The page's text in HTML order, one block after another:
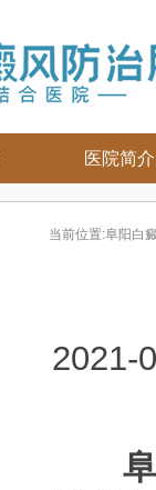
医院简介
当前位置:阜阳白
2021-
阜阳